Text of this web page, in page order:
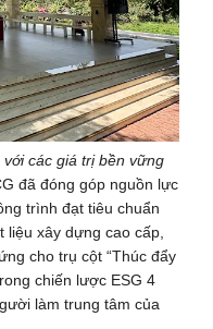
các giá trị bền vững
đã đóng góp nguồn lực
trình đạt tiêu chuẩn
xây dựng cao cấp,
cho trụ cột “Thúc đẩy
chiến lược ESG 4
làm trung tâm của